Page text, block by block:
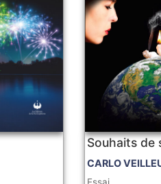
Souhaits de
CARLO
Essai